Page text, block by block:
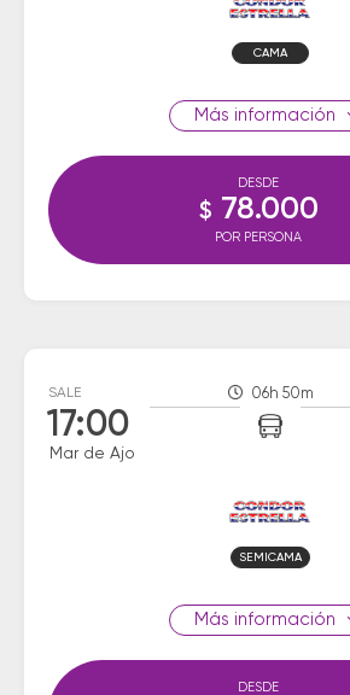
CAMA
información
DESDE
$ 78.000
POR PERSONA
SALE
17:00
Mar de Ajo
06h 50m
SEMICAMA
información
DESDE